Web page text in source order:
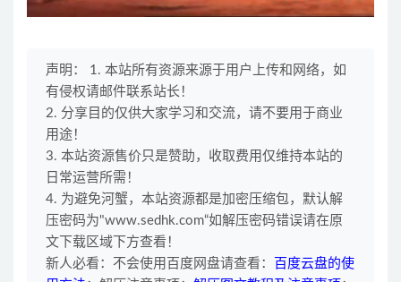
声明： 1. 本站所有资源来源于用户上传和网络，如
有侵权请邮件联系站长！
2. 分享目的仅供大家学习和交流，请不要用于商业
用途！
3. 本站资源售价只是赞助，收取费用仅维持本站的
日常运营所需！
4. 为避免河蟹，本站资源都是加密压缩包，默认解
压密码为"www.sedhk.com“如解压密码错误请在原
文下载区域下方查看！
新人必看：不会使用百度网盘请查看：
百度云盘的使